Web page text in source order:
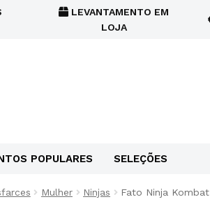
LEVANTAMENTO EM
LOJA
POPULARES SELEÇÕES
Mulher Ninjas Fato Ninja Kombat